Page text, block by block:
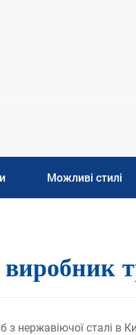
Можливі стилі
нержавіючої сталі в